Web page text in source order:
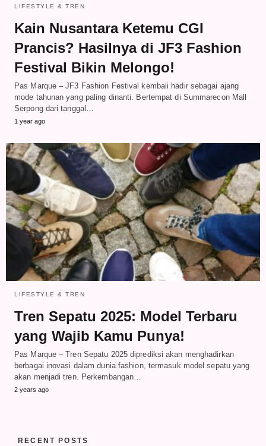
LIFESTYLE & TREN
Kain Nusantara Ketemu CGI
Prancis? Hasilnya di JF3 Fashion
Festival Bikin Melongo!
Pas Marque – JF3 Fashion Festival kembali hadir sebagai ajang
mode tahunan yang paling dinanti. Bertempat di Summarecon Mall
Serpong dari tanggal…
1 year ago
LIFESTYLE & TREN
Tren Sepatu 2025: Model Terbaru
yang Wajib Kamu Punya!
Pas Marque – Tren Sepatu 2025 diprediksi akan menghadirkan
berbagai inovasi dalam dunia fashion, termasuk model sepatu yang
akan menjadi tren. Perkembangan…
2 years ago
RECENT POSTS